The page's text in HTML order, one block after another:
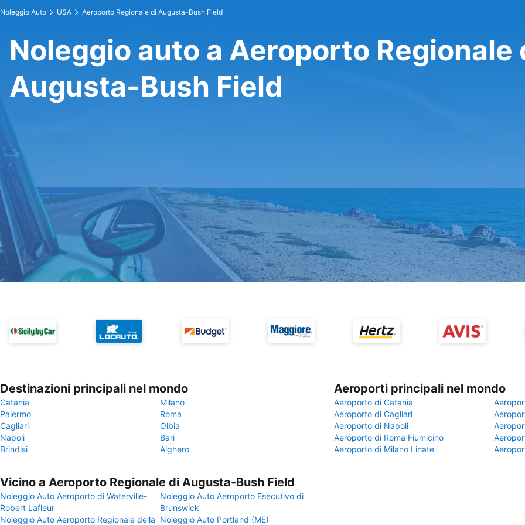
Noleggio Auto USA Aeroporto Regionale di Augusta-Bush Field
Noleggio auto a Aeroporto Regionale
Augusta-Bush Field
Destinazioni principali nel mondo
Catania
Milano
Palermo
Roma
Cagliari
Olbia
Napoli
Bari
Brindisi
Alghero
Aeroporti principali nel mondo
Aeroporto di Catania
Aeroporto di Cagliari
Aeroporto di Napoli
Aeroporto di Roma Fiumicino
Aeroporto di Milano Linate
Vicino a Aeroporto Regionale di Augusta-Bush Field
Noleggio Auto Aeroporto di Waterville-
Robert Lafleur
Noleggio Auto Aeroporto Esecutivo di
Brunswick
Noleggio Auto Aeroporto Regionale della Noleggio Auto Portland (ME)